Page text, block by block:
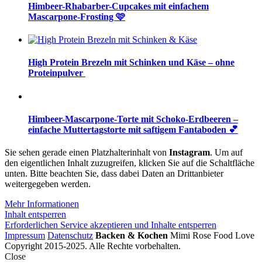
Himbeer-Rhabarber-Cupcakes mit einfachem
Mascarpone-Frosting 🩷
High Protein Brezeln mit Schinken und Käse – ohne
Proteinpulver
Himbeer-Mascarpone-Torte mit Schoko-Erdbeeren –
einfache Muttertagstorte mit saftigem Fantaboden 💕
Sie sehen gerade einen Platzhalterinhalt von Instagram. Um auf
den eigentlichen Inhalt zuzugreifen, klicken Sie auf die Schaltfläche
unten. Bitte beachten Sie, dass dabei Daten an Drittanbieter
weitergegeben werden.
Mehr Informationen
Inhalt entsperren
Erforderlichen Service akzeptieren und Inhalte entsperren
Impressum Datenschutz Backen & Kochen Mimi Rose Food Love
Copyright 2015-2025. Alle Rechte vorbehalten.
Close